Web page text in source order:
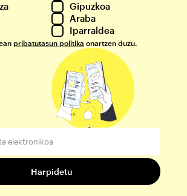
Gipuzkoa
Araba
Iparraldea
pribatutasun politika onartzen duzu.